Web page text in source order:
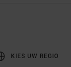
KIES UW REGIO